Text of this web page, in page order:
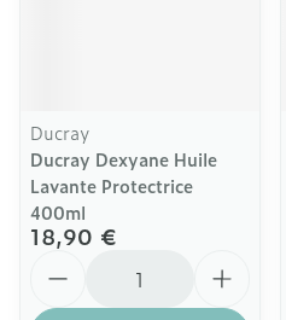
Ducray
Ducray Dexyane Huile
Lavante Protectrice
400ml
18,90 €